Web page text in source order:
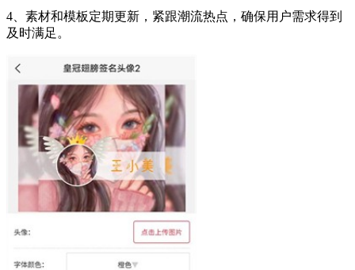
4、素材和模板定期更新，紧跟潮流热点，确保用户需求得到
及时满足。